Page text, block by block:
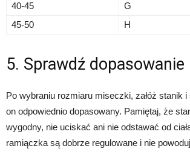
40-45
G
45-50
H
5. Sprawdź dopasowanie
Po wybraniu rozmiaru miseczki, załóż stanik
on odpowiednio dopasowany. Pamiętaj, że
wygodny, nie uciskać ani nie odstawać od
ramiączka są dobrze regulowane i nie